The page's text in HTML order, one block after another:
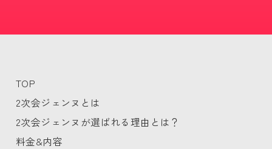
TOP
2次会ジェンヌとは
2次会ジェンヌが選ばれる理由とは？
料金&内容